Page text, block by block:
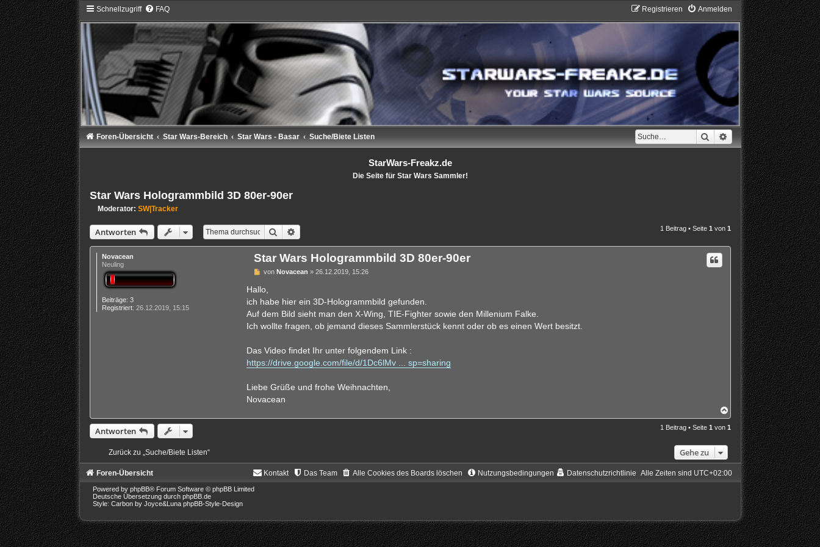
Schnellzugriff FAQ Anmelden
Registrieren
Suche Erweiterte Suche
Foren-Übersicht Star Wars-Bereich Star Wars - Basar Suche/Biete Listen
StarWars-Freakz.de
Die Seite für Star Wars Sammler!
Star Wars Hologrammbild 3D 80er-90er
Moderator: SW|Tracker
Antworten Suche 1 Beitrag • Seite 1 von 1
Novacean
Neuling
Beiträge: 3
Registriert: 26.12.2019, 15:15
Star Wars Hologrammbild 3D 80er-90er
B
i
r
a
g
von Novacean »26.12.2019, 15:26
Hallo,
ich habe hier ein 3D-Hologrammbild gefunden.
Auf dem Bild sieht man den X-Wing, TIE-Fighter sowie den Millenium Falke.
Ich wollte fragen, ob jemand dieses Sammlerstück kennt oder ob es einen Wert besitzt.
Das Video findet Ihr unter folgendem Link :
https://drive.google.com/file/d/1Dc6lMv ... sp=sharing
Liebe Grüße und frohe Weihnachten,
Novacean
a
c
e
n
Antworten 1 Beitrag • Seite 1 von 1
Zurück zu „Suche/Biete Listen“ Gehe zu
Foren-Übersicht Alle Zeiten sind UTC+02:00
Nutzungsbedingungen Datenschutzrichtlinie
Alle Cookies des Boards löschen
Das Team
Kontakt
Powered by phpBB® Forum Software © phpBB Limited
Deutsche Übersetzung durch phpBB.de
Style: Carbon by Joyce&Luna phpBB-Style-Design